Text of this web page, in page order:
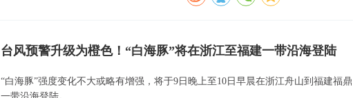
台风预警升级为橙色！“白海豚”将在浙江至福建一带沿海登陆
“白海豚”强度变化不大或略有增强，将于9日晚上至10日早晨在浙江舟山到福建福鼎